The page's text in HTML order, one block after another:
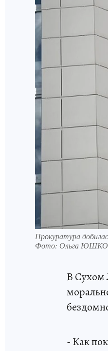
Прокуратура
Фото: Ольга
В Сухом
- Как